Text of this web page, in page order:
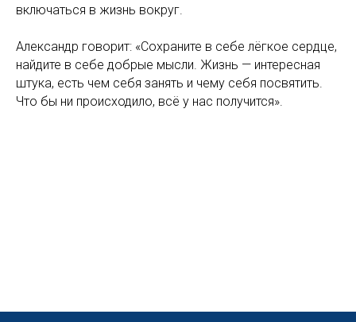
включаться в жизнь вокруг.
Александр говорит: «Сохраните в себе лёгкое сердце,
найдите в себе добрые мысли. Жизнь — интересная
штука, есть чем себя занять и чему себя посвятить.
Что бы ни происходило, всё у нас получится».